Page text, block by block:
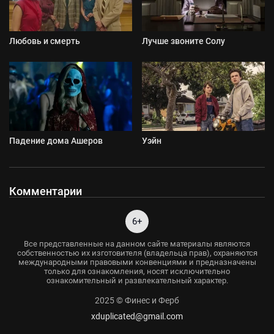
Любовь и смерть Лучше звоните Солу
Падение дома Ашеров Уэйн
Комментарии
6+
Все представленные на данном сайте материалы являются
собственностью их изготовителя (владельца прав), охраняются
международными правовыми конвенциями и предназначены
только для ознакомления, носят исключительно
ознакомительный и развлекательный характер.
2025 © Финес и Ферб
xduplicated@gmail.com